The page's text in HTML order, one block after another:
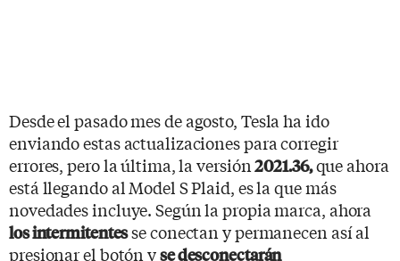
Desde el pasado mes de agosto, Tesla ha ido
enviando estas actualizaciones para corregir
errores, pero la última, la versión2021.36,que ahora
está llegando al Model S Plaid, es la que más
novedades incluye. Según la propia marca, ahora
los intermitentesse conectan y permanecen así al
presionar el botón yse desconectarán